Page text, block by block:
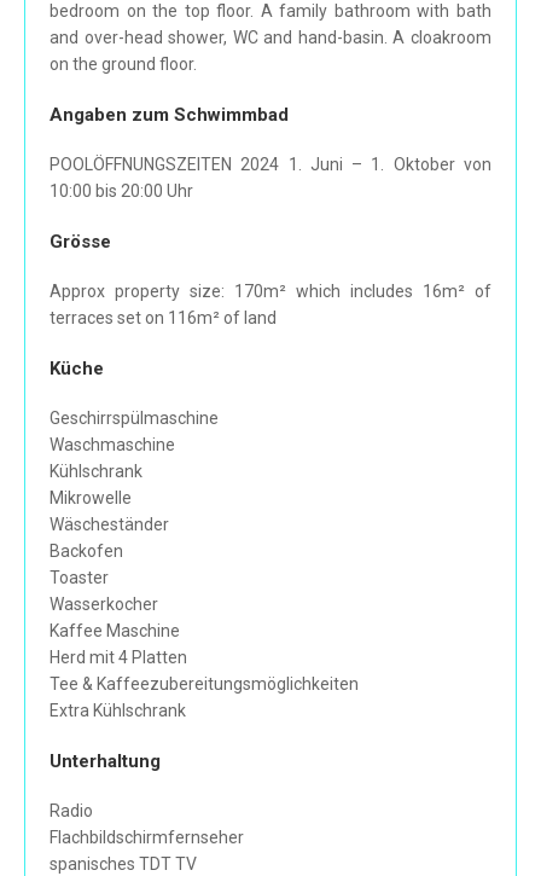
bedroom on the top floor. A family bathroom with bath
and over-head shower, WC and hand-basin. A cloakroom
on the ground floor.
Angaben zum Schwimmbad
POOLÖFFNUNGSZEITEN 2024 1. Juni – 1. Oktober von
10:00 bis 20:00 Uhr
Grösse
Approx property size: 170m² which includes 16m² of
terraces set on 116m² of land
Küche
Geschirrspülmaschine
Waschmaschine
Kühlschrank
Mikrowelle
Wäscheständer
Backofen
Toaster
Wasserkocher
Kaffee Maschine
Herd mit 4 Platten
Tee & Kaffeezubereitungsmöglichkeiten
Extra Kühlschrank
Unterhaltung
Radio
Flachbildschirmfernseher
spanisches TDT TV